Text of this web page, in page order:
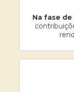
Na fase